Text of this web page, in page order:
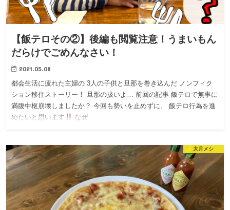
【飯テロその②】後編も閲覧注意！うまいもん
だらけでごめんなさい！
2021.05.08
都会生活に疲れた主婦の 3人の子供と旦那を巻き込んだ ノンフィク
ション移住ストーリー！ 旦那の扱いよ… 前回の記事 飯テロで無事に
満腹中枢崩壊しましたか？ 今回も勢いを止めずに、 飯テロ行為を進
めたいと思います
なぜ…
大月メシ